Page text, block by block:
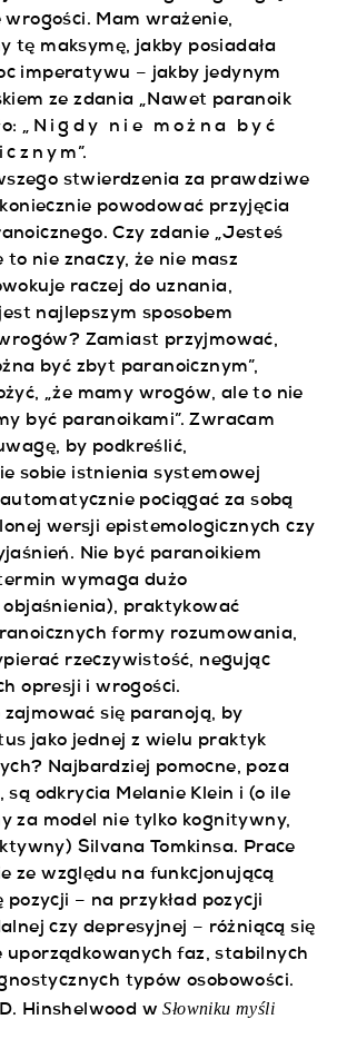
Mam wrażenie,
tę maksymę, jakby posiadała
imperatywu – jakby jedynym
ze zdania „Nawet paranoik
„Nigdy nie można być
m”.
stwierdzenia za prawdziwe
powodować przyjęcia
Czy zdanie „Jesteś
to nie znaczy, że nie masz
raczej do uznania,
najlepszym sposobem
Zamiast przyjmować,
być zbyt paranoicznym”,
„że mamy wrogów, ale to nie
być paranoikami”. Zwracam
by podkreślić,
sobie istnienia systemowej
pociągać za sobą
wersji epistemologicznych czy
Nie być paranoikiem
wymaga dużo
objaśnienia), praktykować
formy rozumowania,
rzeczywistość, negując
opresji i wrogości.
zajmować się paranoją, by
jako jednej z wielu praktyk
Najbardziej pomocne, poza
są odkrycia Melanie Klein i (o ile
za model nie tylko kognitywny,
Silvana Tomkinsa. Prace
ze względu na funkcjonującą
– na przykład pozycji
czy depresyjnej – różniącą się
faz, stabilnych
typów osobowości.
Hinshelwood wSłowniku myśli